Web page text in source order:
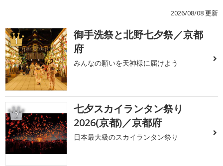
2026/08/08 更新
1
御手洗祭と北野七夕祭／京都
府
みんなの願いを天神様に届けよう
2
七夕スカイランタン祭り
2026(京都)／京都府
日本最大級のスカイランタン祭り